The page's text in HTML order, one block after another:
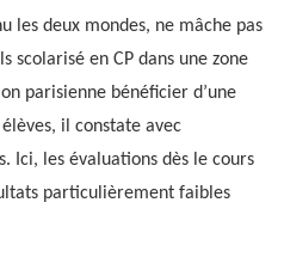
les deux mondes, ne mâche pas
scolarisé en CP dans une zone
parisienne bénéficier d’une
il constate avec
Ici, les évaluations dès le cours
particulièrement faibles